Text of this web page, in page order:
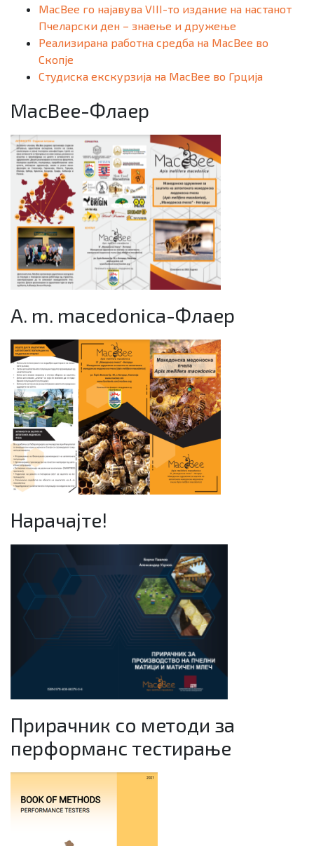
MacBee го најавува VIII-то издание на настанот
Пчеларски ден – знаење и дружење
Реализирана работна средба на MacBee во
Скопје
Студиска екскурзија на MacBee во Грција
MacBee-Флаер
A. m. macedonica-Флаер
Нарачајте!
Прирачник со методи за
перформанс тестирање